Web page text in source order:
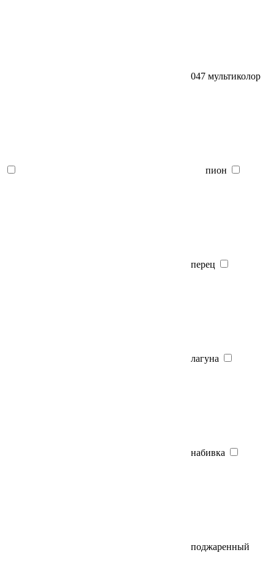
047 мультиколор
пион
перец
лагуна
набивка
поджаренный